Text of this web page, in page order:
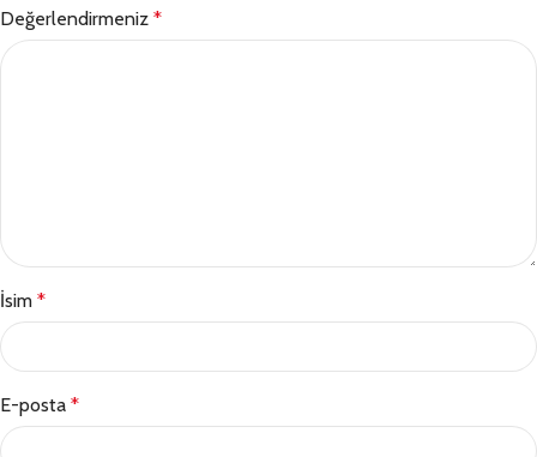
Değerlendirmeniz *
İsim *
E-posta *